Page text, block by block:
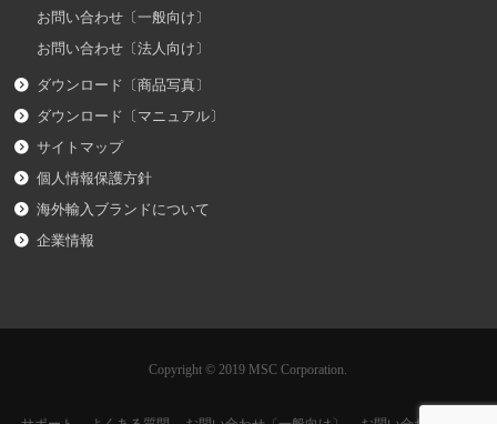
お問い合わせ〔一般向け〕
お問い合わせ〔法人向け〕
ダウンロード〔商品写真〕
ダウンロード〔マニュアル〕
サイトマップ
個人情報保護方針
海外輸入ブランドについて
企業情報
Copyright © 2019 MSC Corporation.